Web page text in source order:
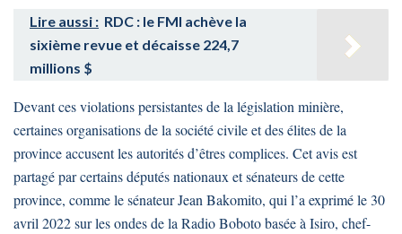
Lire aussi : RDC : le FMI achève la
sixième revue et décaisse 224,7
millions $
Devant ces violations persistantes de la législation minière,
certaines organisations de la société civile et des élites de la
province accusent les autorités d’êtres complices. Cet avis est
partagé par certains députés nationaux et sénateurs de cette
province, comme le sénateur Jean Bakomito, qui l’a exprimé le 30
avril 2022 sur les ondes de la Radio Boboto basée à Isiro, chef-